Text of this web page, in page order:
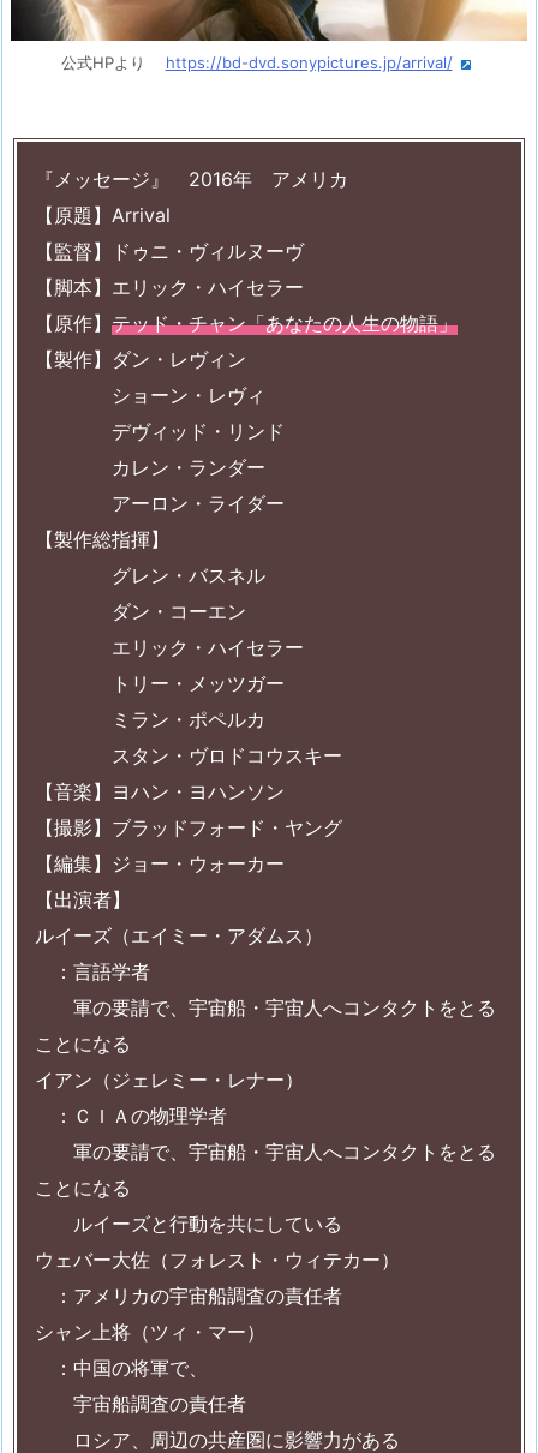
公式HPより https://bd-dvd.sonypictures.jp/arrival/
『メッセージ』 2016年 アメリカ
【原題】Arrival
【監督】ドゥニ・ヴィルヌーヴ
【脚本】エリック・ハイセラー
【原作】 テッド・チャン「あなたの人生の物語」
【製作】ダン・レヴィン
ショーン・レヴィ
デヴィッド・リンド
カレン・ランダー
アーロン・ライダー
【製作総指揮】
グレン・バスネル
ダン・コーエン
エリック・ハイセラー
トリー・メッツガー
ミラン・ポペルカ
スタン・ヴロドコウスキー
【音楽】ヨハン・ヨハンソン
【撮影】ブラッドフォード・ヤング
【編集】ジョー・ウォーカー
【出演者】
ルイーズ（エイミー・アダムス）
：言語学者
軍の要請で、宇宙船・宇宙人へコンタクトをとる
ことになる
イアン（ジェレミー・レナー）
：ＣＩＡの物理学者
軍の要請で、宇宙船・宇宙人へコンタクトをとる
ことになる
ルイーズと行動を共にしている
ウェバー大佐（フォレスト・ウィテカー）
：アメリカの宇宙船調査の責任者
シャン上将（ツィ・マー）
：中国の将軍で、
宇宙船調査の責任者
ロシア、周辺の共産圏に影響力がある